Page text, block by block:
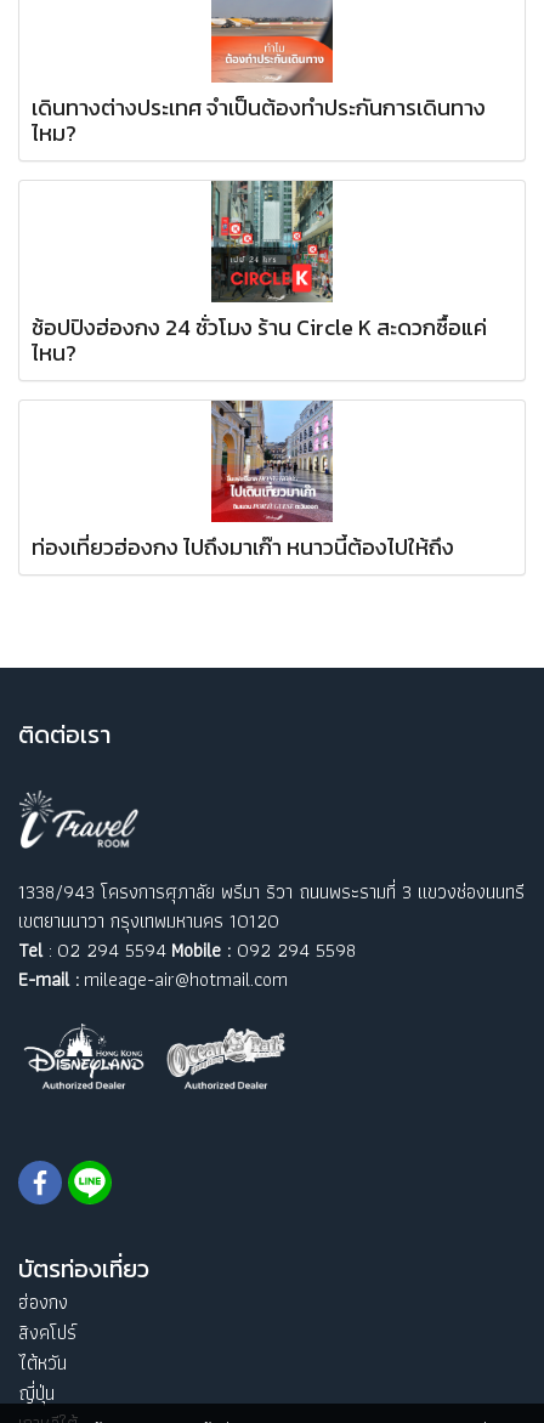
เดินทางต่างประเทศ จำเป็นต้องทำประกันการเดินทาง
ไหม?
ช้อปปิงฮ่องกง 24 ชั่วโมง ร้าน Circle K สะดวกซื้อแค่
ไหน?
ท่องเที่ยวฮ่องกง ไปถึงมาเก๊า หนาวนี้ต้องไปให้ถึง
ติดต่อเรา
1338/943 โครงการศุภาลัย พรีมา ริวา ถนนพระรามที่ 3 แขวงช่องนนทรี
เขตยานนาวา กรุงเทพมหานคร 10120
Tel: 02 294 5594 Mobile : 092 294 5598
E-mail : mileage-air@hotmail.com
บัตรท่องเที่ยว
ฮ่องกง
สิงคโปร์
ไต้หวัน
ญี่ปุ่น